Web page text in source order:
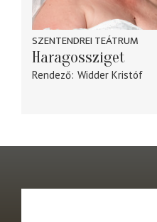
SZENTENDREI TEÁTRUM
Haragossziget
Rendező Widder Kristóf